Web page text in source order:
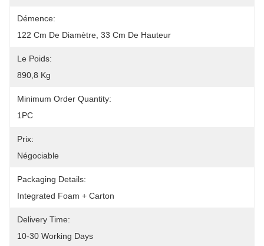
Démence:
122 Cm De Diamètre, 33 Cm De Hauteur
Le Poids:
890,8 Kg
Minimum Order Quantity:
1PC
Prix:
Négociable
Packaging Details:
Integrated Foam + Carton
Delivery Time:
10-30 Working Days